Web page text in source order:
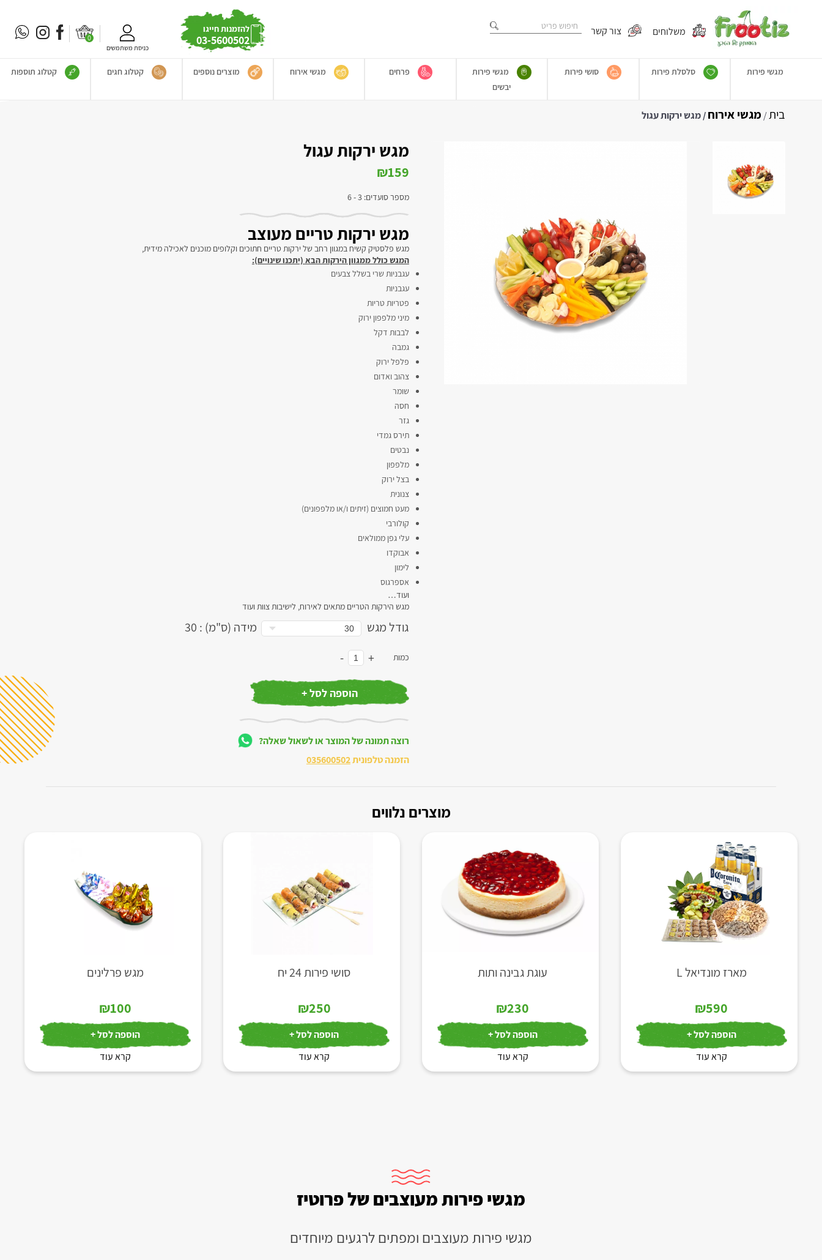
משלוחים צור קשר להזמנות חייגו
03-5600502
כניסת משתמשים
0
מגשי פירות סלסלת פירות סושי פירות
מגשי פירות
יבשים
פרחים מגשי אירוח מוצרים נוספים קטלוג חגים קטלוג תוספות
בית/ מגשי אירוח/ מגש ירקות עגול
מגש ירקות עגול
₪159
מספר סועדים: 3 - 6
מגש ירקות טריים מעוצב
מגש פלסטיק קשיח במגוון רחב של ירקות טריים חתוכים וקלופים מוכנים לאכילה מידית,
המגש כולל ממגוון הירקות הבא (יתכנו שינויים):
עגבניות שרי בשלל צבעים
עגבניות
פטריות טריות
מיני מלפפון ירוק
לבבות דקל
גמבה
פלפל ירוק
צהוב ואדום
שומר
חסה
גזר
תירס גמדי
נבטים
מלפפון
בצל ירוק
צנונית
מעט חמוצים (זיתים ו/או מלפפונים)
קולורבי
עלי גפן ממולאים
אבוקדו
לימון
אספרגוס
ועוד…
מגש הירקות הטריים מתאים לאירוח, לישיבות צוות ועוד
גודל מגש מידה (ס"מ) : 30
כמות +
-
הוספה לסל +
רוצה תמונה של המוצר או לשאול שאלה?
הזמנה טלפונית035600502
מוצרים נלווים
מארז מונדיאל L
₪590
הוספה לסל +
קרא עוד
עוגת גבינה ותות
₪230
הוספה לסל +
קרא עוד
סושי פירות 24 יח
₪250
הוספה לסל +
קרא עוד
מגש פרלינים
₪100
הוספה לסל +
קרא עוד
מגשי פירות מעוצבים של פרוטיז
מגשי פירות מעוצבים ומפתים לרגעים מיוחדים